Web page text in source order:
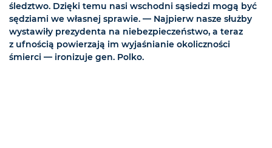
śledztwo. Dzięki temu nasi wschodni sąsiedzi mogą być
sędziami we własnej sprawie. — Najpierw nasze służby
wystawiły prezydenta na niebezpieczeństwo, a teraz
z ufnością powierzają im wyjaśnianie okoliczności
śmierci — ironizuje gen. Polko.